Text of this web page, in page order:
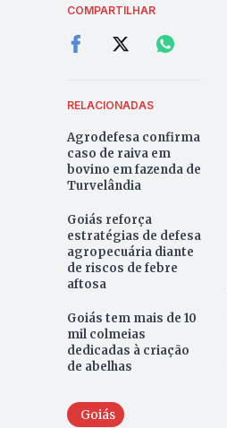
COMPARTILHAR
RELACIONADAS
Agrodefesa confirma
caso de raiva em
bovino em fazenda de
Turvelândia
Goiás reforça
estratégias de defesa
agropecuária diante
de riscos de febre
aftosa
Goiás tem mais de 10
mil colmeias
dedicadas à criação
de abelhas
Goiás